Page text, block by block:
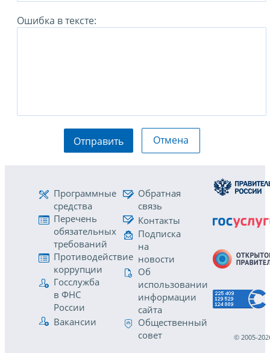
Ошибка в тексте:
Отправить Отмена
Программные
средства
Перечень
обязательных
требований
Противодействие
коррупции
Госслужба
в ФНС
России
Вакансии
Обратная
связь
Контакты
Подписка
на
новости
Об
использовании
информации
сайта
Общественный
совет
© 2005-